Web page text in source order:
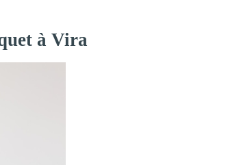
à Vira